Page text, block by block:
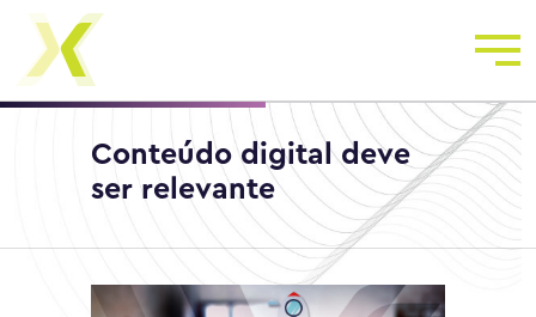
Conteúdo digital deve
ser relevante